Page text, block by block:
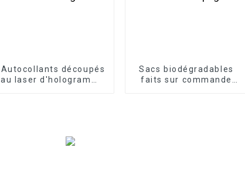
Autocollants découpés
au laser d'hologramme
Sacs biodégradables
faits sur commande